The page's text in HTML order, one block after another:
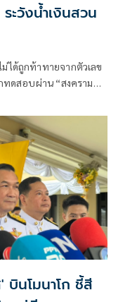
ะวังน้ำเงินสวน
ได้ถูกท้าทายจากตัวเลข
ทดสอบผ่าน “สงคราม
นโมนาโก ชี้สี